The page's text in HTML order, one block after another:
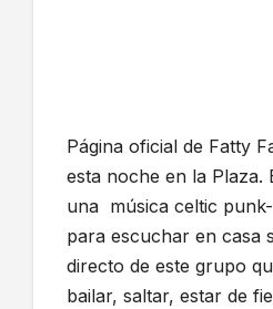
Página oficial de Fatty
esta noche en la Plaza.
una música celtic
para escuchar en casa
directo de este grupo
bailar, saltar, estar de